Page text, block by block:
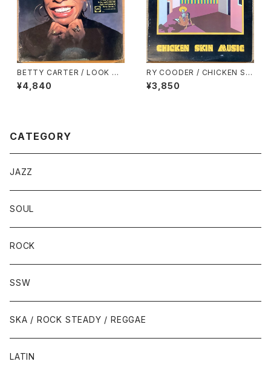
BETTY CARTER / LOOK W
HAT I GOT!
¥4,840
RY COODER / CHICKEN SKI
N MUSIC
¥3,850
CATEGORY
JAZZ
SOUL
ROCK
SSW
SKA / ROCK STEADY / REGGAE
LATIN